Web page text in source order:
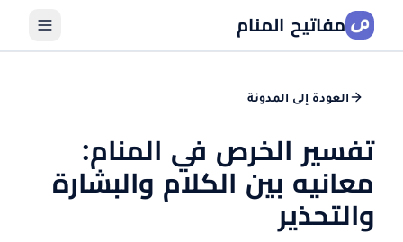
مفاتيح المنام
العودة إلى المدونة
تفسير الخرص في المنام:
معانيه بين الكلام والبشارة
والتحذير